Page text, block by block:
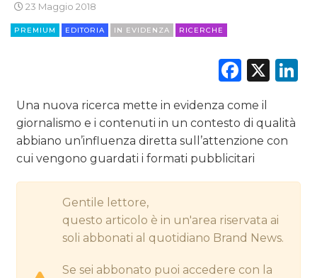
ESTERNA
DATI
RICERCHE
23 Maggio 2018
PREMIUM EDITORIA IN EVIDENZA RICERCHE
X
Una nuova ricerca mette in evidenza come il
giornalismo e i contenuti in un contesto di qualità
abbiano un’influenza diretta sull’attenzione con
cui vengono guardati i formati pubblicitari
Gentile lettore,
questo articolo è in un'area riservata ai
soli abbonati al quotidiano Brand News.
Se sei abbonato puoi accedere con la